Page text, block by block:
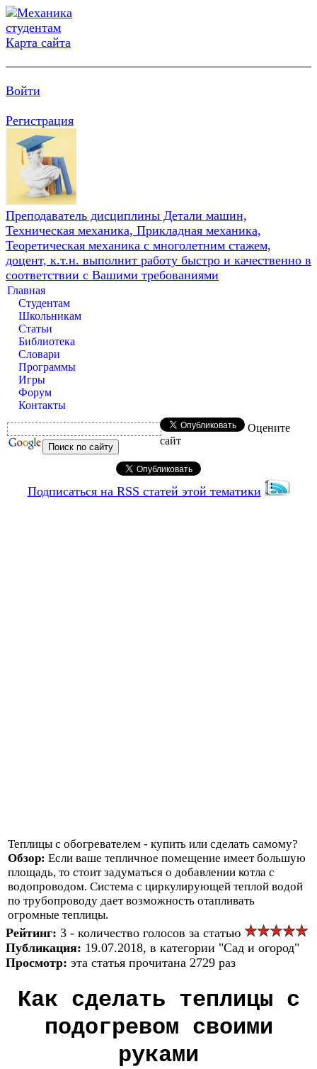
Карта сайта
Войти
Регистрация
Преподаватель дисциплины Детали машин,
Техническая механика, Прикладная механика,
Теоретическая механика с многолетним стажем,
доцент, к.т.н. выполнит работу быстро и качественно в
соответствии с Вашими требованиями
Главная
Студентам
Школьникам
Статьи
Библиотека
Словари
Программы
Игры
Форум
Контакты
Оцените
сайт
Подписаться на RSS статей этой тематики
Теплицы с обогревателем - купить или сделать самому?
Обзор: Если ваше тепличное помещение имеет большую
площадь, то стоит задуматься о добавлении котла с
водопроводом. Система с циркулирующей теплой водой
по трубопроводу дает возможность отапливать
огромные теплицы.
Рейтинг: 3 - количество голосов за статью
Публикация: 19.07.2018, в категории "Сад и огород"
Просмотр: эта статья прочитана 2729 раз
Как сделать теплицы с
подогревом своими
руками